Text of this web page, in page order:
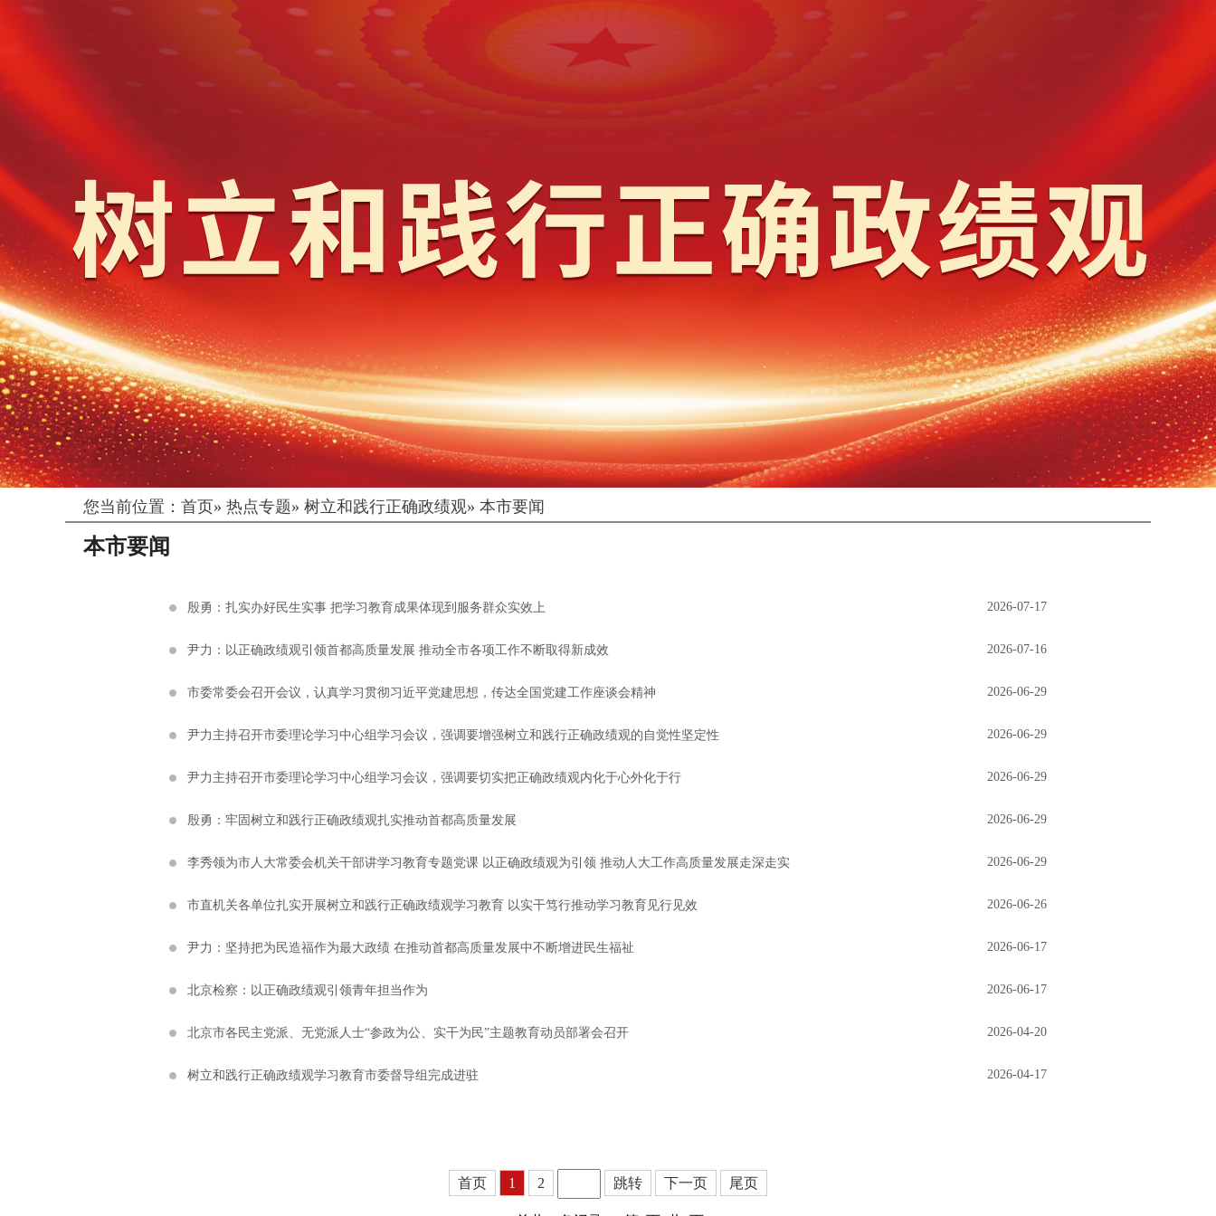
您当前位置： 首页» 热点专题» 树立和践行正确政绩观» 本市要闻
本市要闻
2026-07-17
殷勇：扎实办好民生实事 把学习教育成果体现到服务群众实效上
2026-07-16
尹力：以正确政绩观引领首都高质量发展 推动全市各项工作不断取得新成效
2026-06-29
市委常委会召开会议，认真学习贯彻习近平党建思想，传达全国党建工作座谈会精神
2026-06-29
尹力主持召开市委理论学习中心组学习会议，强调要增强树立和践行正确政绩观的自觉性坚定性
2026-06-29
尹力主持召开市委理论学习中心组学习会议，强调要切实把正确政绩观内化于心外化于行
2026-06-29
殷勇：牢固树立和践行正确政绩观扎实推动首都高质量发展
2026-06-29
李秀领为市人大常委会机关干部讲学习教育专题党课 以正确政绩观为引领 推动人大工作高质量发展走深走实
2026-06-26
市直机关各单位扎实开展树立和践行正确政绩观学习教育 以实干笃行推动学习教育见行见效
2026-06-17
尹力：坚持把为民造福作为最大政绩 在推动首都高质量发展中不断增进民生福祉
2026-06-17
北京检察：以正确政绩观引领青年担当作为
2026-04-20
北京市各民主党派、无党派人士“参政为公、实干为民”主题教育动员部署会召开
2026-04-17
树立和践行正确政绩观学习教育市委督导组完成进驻
首页 1 2 跳转 下一页 尾页